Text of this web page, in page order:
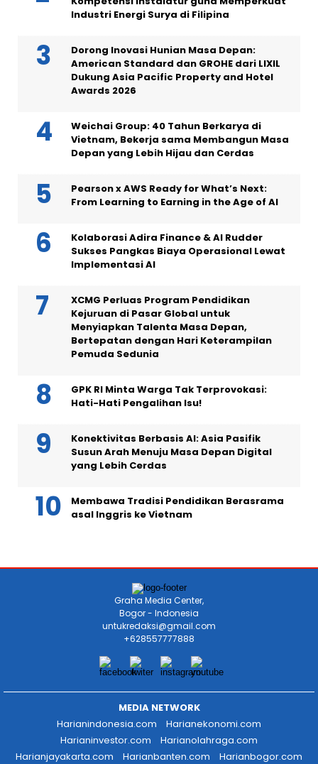
Industri Energi Surya di Filipina
Dorong Inovasi Hunian Masa Depan:
American Standard dan GROHE dari LIXIL
Dukung Asia Pacific Property and Hotel
Awards 2026
Weichai Group: 40 Tahun Berkarya di
Vietnam, Bekerja sama Membangun Masa
Depan yang Lebih Hijau dan Cerdas
Pearson x AWS Ready for What’s Next:
From Learning to Earning in the Age of AI
Kolaborasi Adira Finance & AI Rudder
Sukses Pangkas Biaya Operasional Lewat
Implementasi AI
XCMG Perluas Program Pendidikan
Kejuruan di Pasar Global untuk
Menyiapkan Talenta Masa Depan,
Bertepatan dengan Hari Keterampilan
Pemuda Sedunia
GPK RI Minta Warga Tak Terprovokasi:
Hati-Hati Pengalihan Isu!
Konektivitas Berbasis AI: Asia Pasifik
Susun Arah Menuju Masa Depan Digital
yang Lebih Cerdas
Membawa Tradisi Pendidikan Berasrama
asal Inggris ke Vietnam
Graha Media Center,
Bogor - Indonesia
untukredaksi@gmail.com
+628557777888
MEDIA NETWORK
Harianindonesia.com
Harianekonomi.com
Harianinvestor.com
Harianolahraga.com
Harianjayakarta.com
Harianbanten.com Harianbogor.com